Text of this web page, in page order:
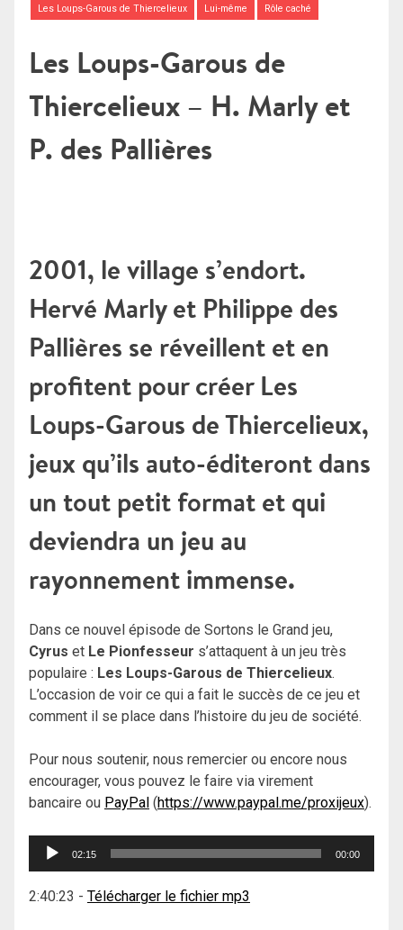
Les Loups-Garous de Thiercelieux Lui-même Rôle caché
Les Loups-Garous de
Thiercelieux – H. Marly et
P. des Pallières
2001, le village s’endort.
Hervé Marly et Philippe des
Pallières se réveillent et en
profitent pour créer Les
Loups-Garous de Thiercelieux,
jeux qu’ils auto-éditeront dans
un tout petit format et qui
deviendra un jeu au
rayonnement immense.
Dans ce nouvel épisode de Sortons le Grand jeu,
Cyrus et Le Pionfesseur s’attaquent à un jeu très
populaire : Les Loups-Garous de Thiercelieux.
L’occasion de voir ce qui a fait le succès de ce jeu et
comment il se place dans l’histoire du jeu de société.
Pour nous soutenir, nous remercier ou encore nous
encourager, vous pouvez le faire via virement
bancaire ou PayPal (https://www.paypal.me/proxijeux).
Lecteur
02:15 00:00
2:40:23 - Télécharger le fichier mp3